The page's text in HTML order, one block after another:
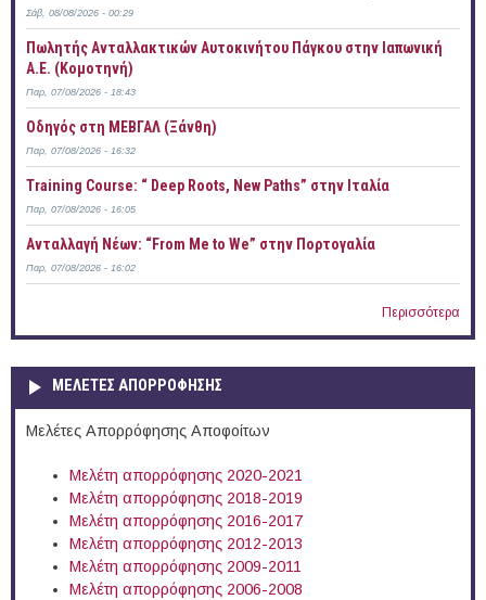
Σάβ, 08/08/2026 - 00:29
Πωλητής Ανταλλακτικών Αυτοκινήτου Πάγκου στην Ιαπωνική
Α.Ε. (Κομοτηνή)
Παρ, 07/08/2026 - 18:43
Οδηγός στη ΜΕΒΓΑΛ (Ξάνθη)
Παρ, 07/08/2026 - 16:32
Training Course: “ Deep Roots, New Paths” στην Ιταλία
Παρ, 07/08/2026 - 16:05
Ανταλλαγή Νέων: “From Me to We” στην Πορτογαλία
Παρ, 07/08/2026 - 16:02
Περισσότερα
ΜΕΛΕΤΕΣ ΑΠΟΡΡΟΦΗΣΗΣ
Μελέτες Απορρόφησης Αποφοίτων
Μελέτη απορρόφησης 2020-2021
Μελέτη απορρόφησης 2018-2019
Μελέτη απορρόφησης 2016-2017
Μελέτη απορρόφησης 2012-2013
Μελέτη απορρόφησης 2009-2011
Μελέτη απορρόφησης 2006-2008